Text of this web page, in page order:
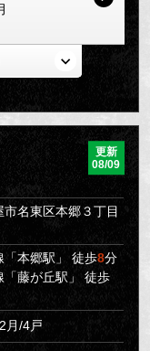
更新
08/09
名東区本郷３丁目
「本郷駅」 徒歩8分
「藤が丘駅」 徒歩
月/4戸